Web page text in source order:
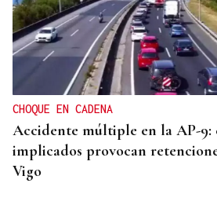
CHOQUE EN CADENA
Accidente múltiple en la AP-9:
implicados provocan
Vigo